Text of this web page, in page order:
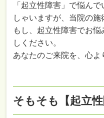
「起立性障害」で悩ん
しゃいますが、当院の施
もし、起立性障害でお
しください。
あなたのご来院を、心よ
そもそも【起立